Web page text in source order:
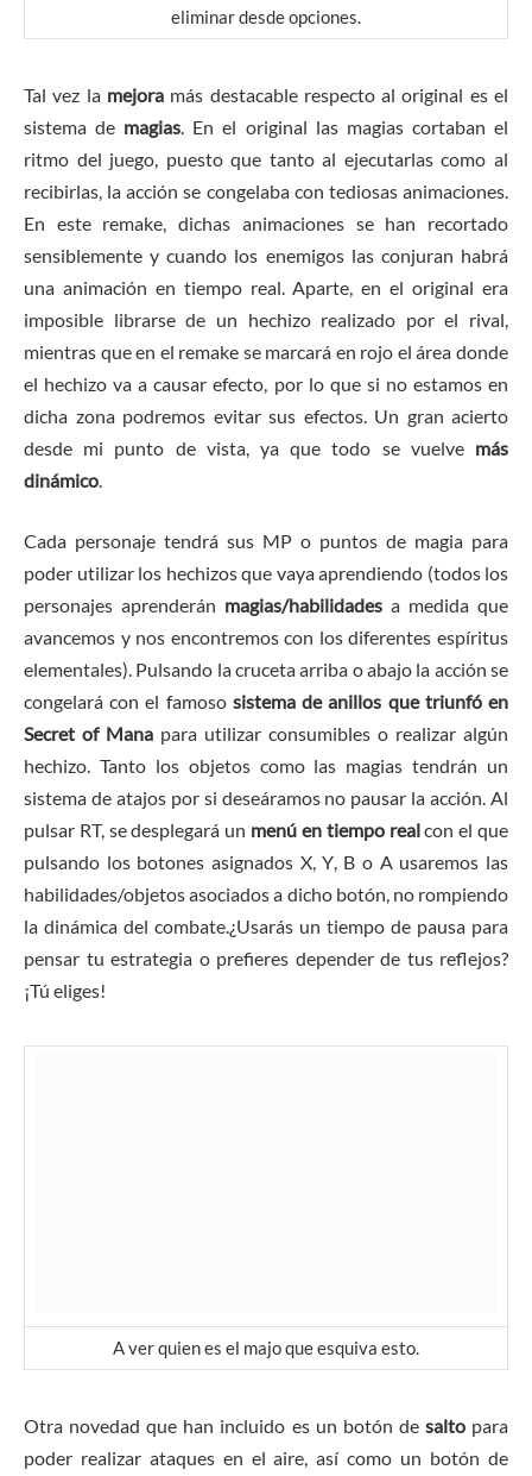
eliminar desde opciones.
Tal vez la mejoramás destacable respecto al original es el
sistema de magias . En el original las magias cortaban el
ritmo del juego, puesto que tanto al ejecutarlas como al
recibirlas, la acción se congelaba con tediosas animaciones.
En este remake, dichas animaciones se han recortado
sensiblemente y cuando los enemigos las conjuran habrá
una animación en tiempo real. Aparte, en el original era
imposible librarse de un hechizo realizado por el rival,
mientras que en el remake se marcará en rojo el área donde
el hechizo va a causar efecto, por lo que si no estamos en
dicha zona podremos evitar sus efectos. Un gran acierto
desde mi punto de vista, ya que todo se vuelve más
dinámico
Cada personaje tendrá sus MP o puntos de magia para
poder utilizar los hechizos que vaya aprendiendo (todos los
personajes aprenderán magias/habilidades a medida que
avancemos y nos encontremos con los diferentes espíritus
elementales). Pulsando la cruceta arriba o abajo la acción se
congelará con el famoso sistema de anillos que triunfó en
Secret of Mana para utilizar consumibles o realizar algún
hechizo. Tanto los objetos como las magias tendrán un
sistema de atajos por si deseáramos no pausar la acción. Al
pulsar RT, se desplegará un menú en tiempo realcon el que
pulsando los botones asignados X, Y, B o A usaremos las
habilidades/objetos asociados a dicho botón, no rompiendo
la dinámica del combate.¿Usarás un tiempo de pausa para
pensar tu estrategia o prefieres depender de tus reflejos?
¡Tú eliges!
A ver quien es el majo que esquiva esto.
Otra novedad que han incluido es un botón de saltopara
poder realizar ataques en el aire, así como un botón de